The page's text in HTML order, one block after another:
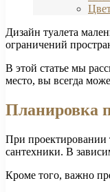
Дизайн туалета
ограничений
В этой статье мы
место, вы всегда
Планировка
При проектировании
сантехники. В
Кроме того, важно